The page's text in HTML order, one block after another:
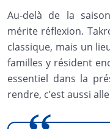
Au-delà de la
mérite réflexion.
classique, mais un
familles y résident
essentiel dans la
rendre, c’est aussi